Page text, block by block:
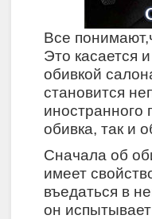
Все
Это касается
обивкой
становится
иностранного
обивка, так и
Сначала об
имеет
въедаться в
он